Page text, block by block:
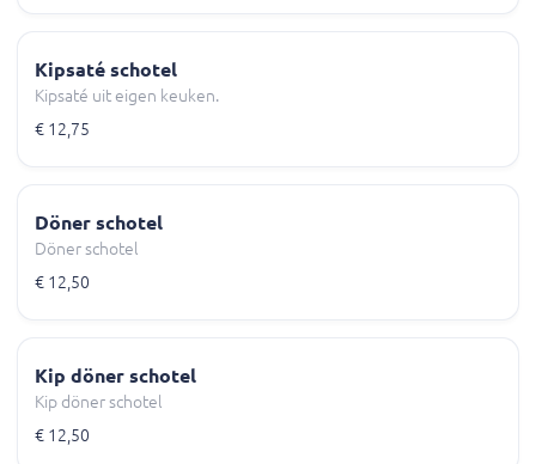
Kipsaté schotel
Kipsaté uit eigen keuken.
€ 12,75
Döner schotel
Döner schotel
€ 12,50
Kip döner schotel
Kip döner schotel
€ 12,50